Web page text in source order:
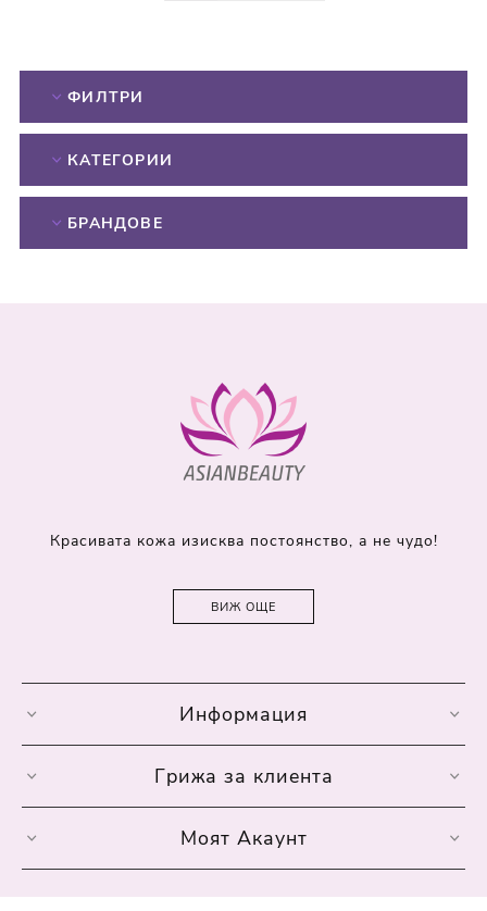
ФИЛТРИ
КАТЕГОРИИ
БРАНДОВЕ
Красивата кожа изисква постоянство, а не чудо!
ВИЖ ОЩЕ
Информация
Грижа за клиента
Моят Акаунт